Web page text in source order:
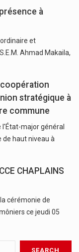
à
et
Ahmad Makaila,
stratégique à
commune
major général
haut niveau à
CHAPLAINS
la cérémonie de
ce jeudi 05